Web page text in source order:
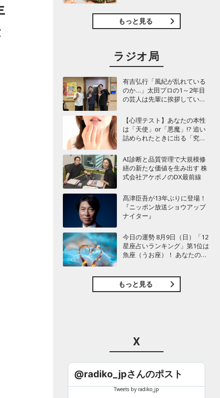
もっと見る
ラジオ局
有吉弘行「風紀が乱れている
のか…」太田プロの1～2年目
の芸人は先輩に挨拶していな
【心理テスト】あなたの本性
は「天使」or「悪魔」!? 追い
詰められたときに出る「究極
AI診断と品質管理で大規模修
繕の新たな価値を生み出す 株
式会社アケボノのDX最前線
髙津臣吾が13年ぶりに登場！
『ニッポン放送ショウアップ
ナイター』
今日の運勢 8月9日（日）「12
星座占いランキング」第1位は
魚座（うお座）！ あなたの星
もっと見る
X
@radiko_jpさんのポスト
Tweets by radiko_jp